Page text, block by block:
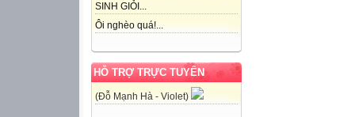
SINH GIỎI...
Ôi nghèo quá!...
HỖ TRỢ TRỰC TUYẾN
(Đỗ Mạnh Hà - Violet)